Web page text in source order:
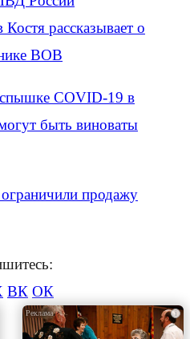
рассказывает о
ВОВ
COVID-19 в
быть виноваты
продажу
ВК ОК
i